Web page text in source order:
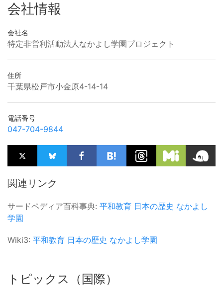
会社情報
会社名
特定非営利活動法人なかよし学園プロジェクト
住所
千葉県松戸市小金原4-14-14
電話番号
047-704-9844
関連リンク
サードペディア百科事典: 平和教育 日本の歴史 なかよし
学園
Wiki3: 平和教育 日本の歴史 なかよし学園
トピックス（国際）